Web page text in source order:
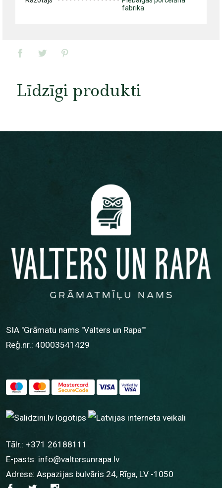
fabrika
Līdzīgi produkti
SIA "Grāmatu nams "Valters un Rapa""
Reģ.nr.: 40003541429
Tālr.: +371 26188111
E-pasts: info@valtersunrapa.lv
Adrese: Aspazijas bulvāris 24, Rīga, LV -1050